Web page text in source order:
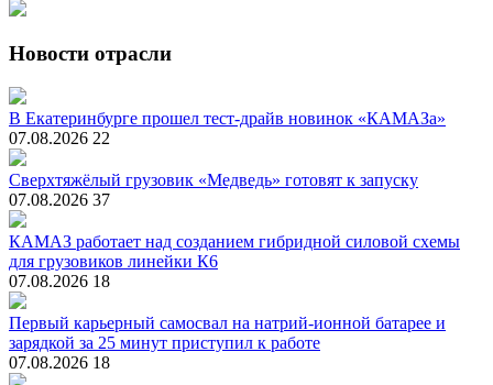
Новости отрасли
В Екатеринбурге прошел тест-драйв новинок «КАМАЗа»
07.08.2026 22
Сверхтяжёлый грузовик «Медведь» готовят к запуску
07.08.2026 37
КАМАЗ работает над созданием гибридной силовой схемы
для грузовиков линейки К6
07.08.2026 18
Первый карьерный самосвал на натрий-ионной батарее и
зарядкой за 25 минут приступил к работе
07.08.2026 18